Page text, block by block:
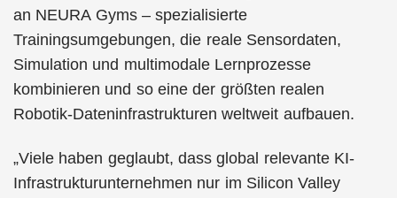
an NEURA Gyms – spezialisierte
Trainingsumgebungen, die reale Sensordaten,
Simulation und multimodale Lernprozesse
kombinieren und so eine der größten realen
Robotik-Dateninfrastrukturen weltweit aufbauen.
„Viele haben geglaubt, dass global relevante KI-
Infrastrukturunternehmen nur im Silicon Valley